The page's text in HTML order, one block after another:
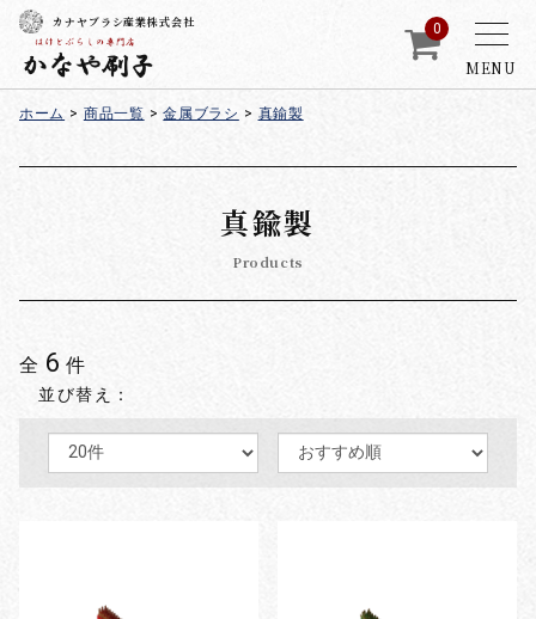
MENU
カナヤブラシ産業株式会社 0
ホーム > 商品一覧 > 金属ブラシ > 真鍮製
真鍮製
Products
全 6 件
並び替え：